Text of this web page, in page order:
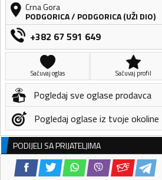
Crna Gora
PODGORICA/ PODGORICA (UŽI DIO)
+382 67 591 649
Sačuvaj oglas Sačuvaj profil
Pogledaj sve oglase prodavca
Pogledaj oglase iz tvoje okoline
PODIJELI SA PRIJATELJIMA